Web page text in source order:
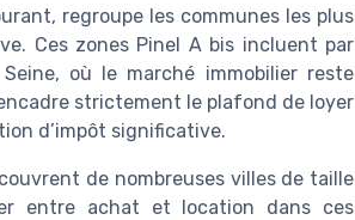
regroupe les communes les plus
Ces zones Pinel A bis incluent par
où le marché immobilier reste
strictement le plafond de loyer
d’impôt significative.
de nombreuses villes de taille
entre achat et location dans ces